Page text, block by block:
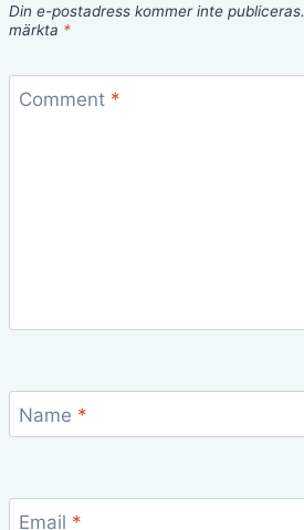
Din e-postadress kommer inte publiceras.
märkta *
Comment *
Name *
Email *